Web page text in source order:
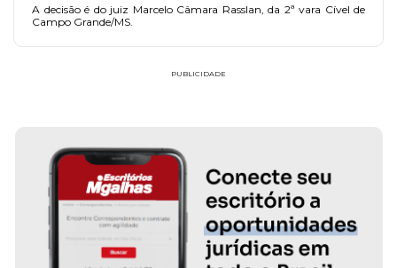
A decisão é do juiz Marcelo Câmara Rasslan, da 2ª vara Cível de
Campo Grande/MS.
PUBLICIDADE